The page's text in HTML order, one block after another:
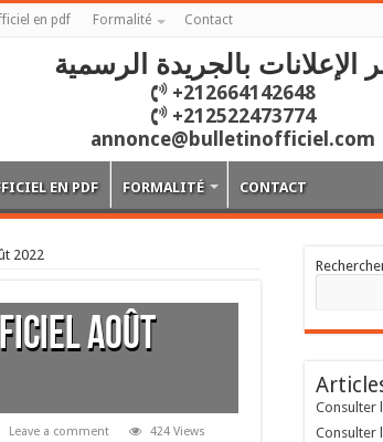
en pdf Formalité Contact
الإعلانات بالجريدة الرسمية
+212664142648
+212522473774
annonce@bulletinofficiel.com
EN PDF FORMALITÉ CONTACT
2022
Août
Leave a comment 424 Views
Consulter
Consulter